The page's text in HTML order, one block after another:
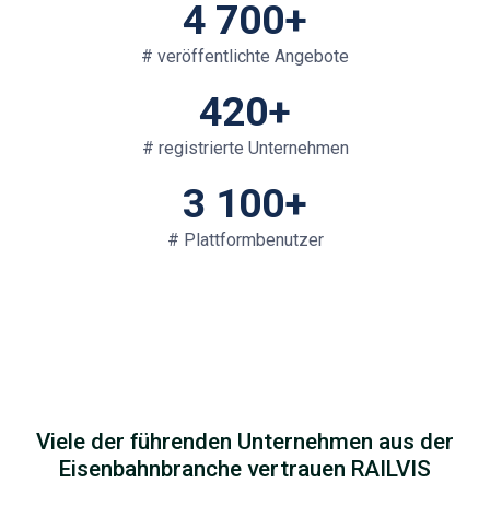
4 700+
# veröffentlichte Angebote
420+
# registrierte Unternehmen
3 100+
# Plattformbenutzer
Viele der führenden Unternehmen aus der
Eisenbahnbranche vertrauen RAILVIS